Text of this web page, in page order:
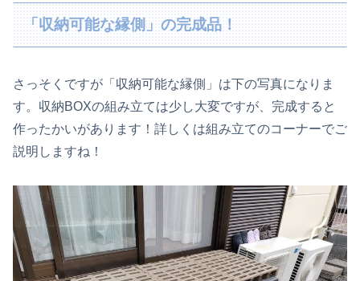
「収納可能な縁側」の完成品！
さっそくですが「収納可能な縁側」は下の写真になりま
す。収納BOXの組み立ては少し大変ですが、完成すると
作ったかいがあります！詳しくは組み立てのコーナーでご
説明しますね！